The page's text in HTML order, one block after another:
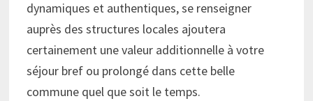
dynamiques et authentiques, se renseigner
auprès des structures locales ajoutera
certainement une valeur additionnelle à votre
séjour bref ou prolongé dans cette belle
commune quel que soit le temps.